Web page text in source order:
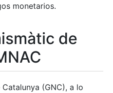
monetarios.
de
(GNC), a lo